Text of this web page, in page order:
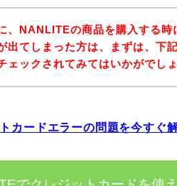
、NANLITEの商品を購入する時
出てしまった方は、まずは、下
ェックされてみてはいかがでし
カードエラーの問題を今すぐ